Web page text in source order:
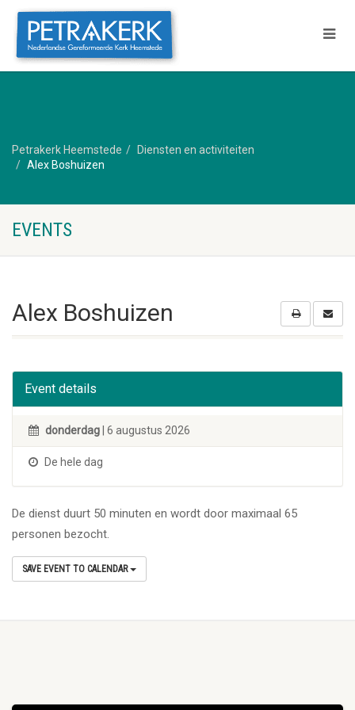
Petrakerk Heemstede
Diensten en activiteiten
Alex Boshuizen
EVENTS
Alex Boshuizen
Event details
donderdag | 6 augustus 2026
De hele dag
De dienst duurt 50 minuten en wordt door maximaal 65
personen bezocht.
SAVE EVENT TO CALENDAR